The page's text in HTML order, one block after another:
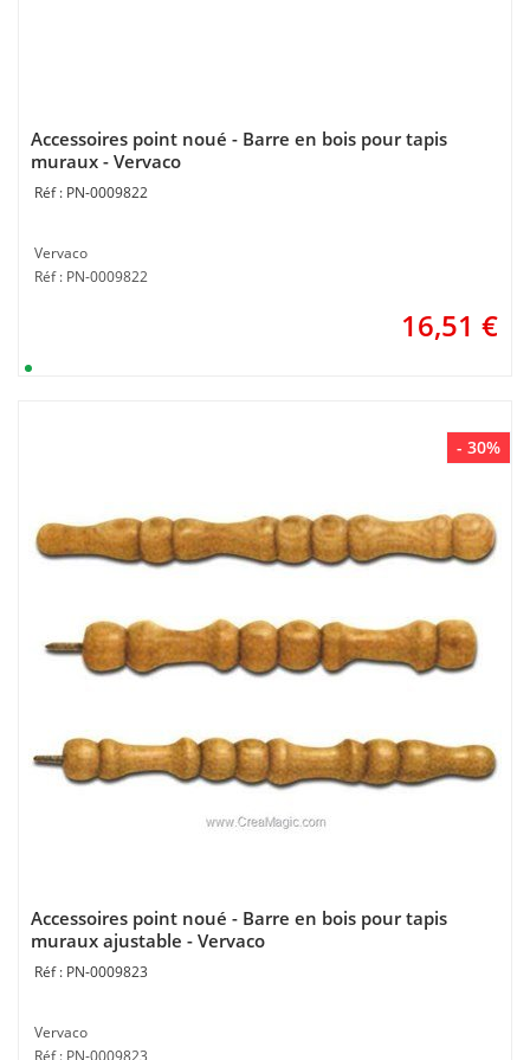
Accessoires point noué - Barre en bois pour tapis
muraux - Vervaco
PN-0009822
Vervaco
Réf : PN-0009822
16,51 €
- 30%
Accessoires point noué - Barre en bois pour tapis
muraux ajustable - Vervaco
PN-0009823
Vervaco
Réf : PN-0009823